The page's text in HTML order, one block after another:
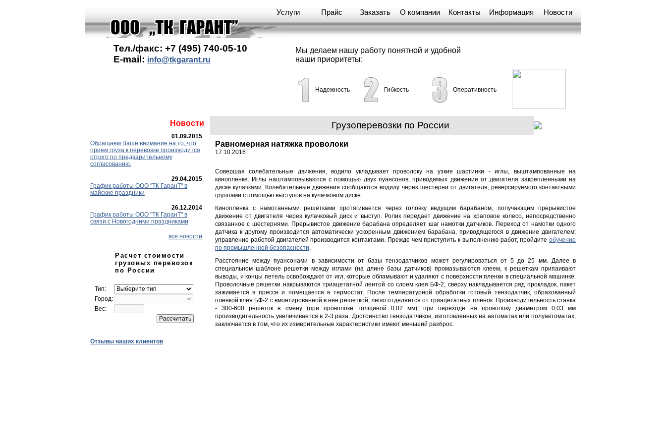
Услуги Прайс Заказать О компании Контакты Информация Новости
Тел./факс: +7 (495) 740-05-10
E-mail: info@tkgarant.ru
Мы делаем нашу работу понятной и удобной
наши приоритеты:
Надежность Гибкость Оперативность
Новости
01.09.2015
Обращаем Ваше внимание на то, что
приём груза к перевозке производится
строго по предварительному
согласованию.
29.04.2015
График работы ООО "ТК ГаранT" в
майские праздники
26.12.2014
График работы ООО "ТК ГаранТ" в
связи с Новогодними праздниками
все новости
Расчет стоимости
грузовых перевозок
по России
Тип:
Город:
Вес:
Отзывы наших клиентов
Грузоперевозки по России
Равномерная натяжка проволоки
17.10.2016
Совершая солебательные движения, водило укладывает проволоку на узкие шастинки - иглы, выштампованные на
кинопленке. Иглы наштамповываются с помощью двух пуансонов, приводимых движение от двигателя закрепленными на
диске кулачками. Колебательные движения сообщаются водилу через шестерни от двигателя, реверсируемого контактными
группами с помощью выступов на кулачковом диске.
Кинопленка с намотанными решетками протягивается через головку ведущим барабаном, получающим прерывистое
движение от двигателя через кулачковый диск и выступ. Ролик передает движение на храповое колесо, непосредственно
связанное с шестернями. Прерывистое движение барабана определяет шаг намотки датчиков. Переход от намотки одного
датчика к другому производится автоматически ускоренным движением барабана, приводящегося в движение двигателем;
управление работой двигателей производится контактами. Прежде чем приступить к выполнению работ, пройдите обучение
по промышленной безопасности.
Расстояние между пуансонами в зависимости от базы тензодатчиков может регулироваться от 5 до 25 мм. Далее в
специальном шаблоне решетки между иглами (на длине базы датчиков) промазываются клеем, к решеткам припаивают
выводы, и концы петель освобождают от игл, которые обламывают и удаляют с поверхности пленки в специальной машинке.
Проволочные решетки накрываются триацетатной лентой со слоем клея БФ-2, сверху накладывается ряд прокладок, пакет
зажимается в прессе и помещается в термостат. После температурной обработки готовый тензодатчик, образованный
пленкой клея БФ-2 с вмонтированной в нее решеткой, легко отделяется от триацетатных пленок. Производительность станка
- 300-600 решеток в смену (при проволоке толщиной 0,02 мм), при переходе на проволоку диаметром 0,03 мм
производительность увеличивается в 2-3 раза. Достоинство тензодатчиков, изготовленных на автоматах или полуавтоматах,
заключается в том, что их измерительные характеристики имеют меньший разброс.